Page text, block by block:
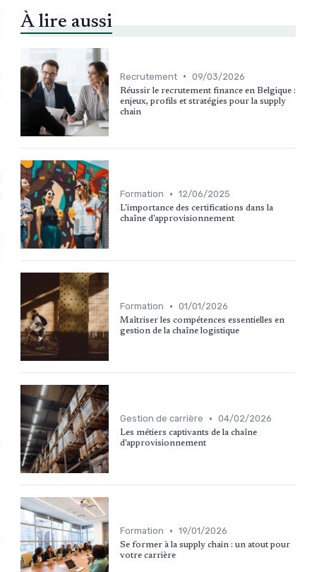
À lire aussi
Recrutement • 09/03/2026
Réussir le recrutement finance en Belgique :
enjeux, profils et stratégies pour la supply
chain
Formation • 12/06/2025
L'importance des certifications dans la
chaîne d'approvisionnement
Formation • 01/01/2026
Maîtriser les compétences essentielles en
gestion de la chaîne logistique
Gestion de carrière • 04/02/2026
Les métiers captivants de la chaîne
d'approvisionnement
Formation • 19/01/2026
Se former à la supply chain : un atout pour
votre carrière